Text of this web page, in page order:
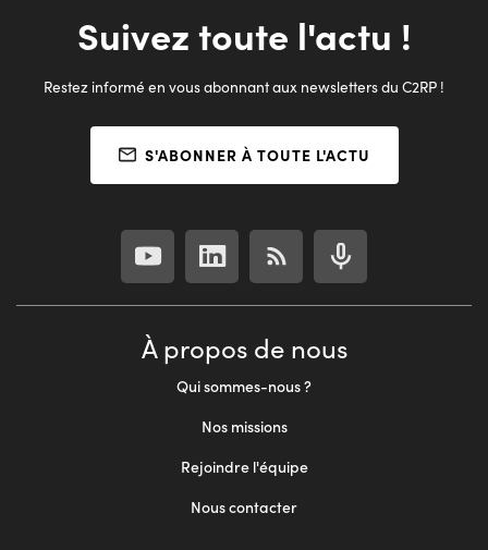
Suivez toute l'actu !
Restez informé en vous abonnant aux newsletters du C2RP !
S'ABONNER À TOUTE L'ACTU
À propos de nous
Qui sommes-nous ?
Nos missions
Rejoindre l'équipe
Nous contacter